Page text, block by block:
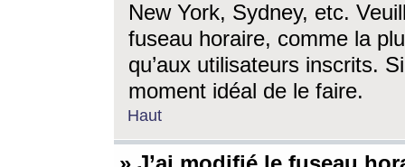
New York, Sydney, etc.
fuseau horaire, comme la
qu’aux utilisateurs inscrits.
moment idéal de le faire.
Haut